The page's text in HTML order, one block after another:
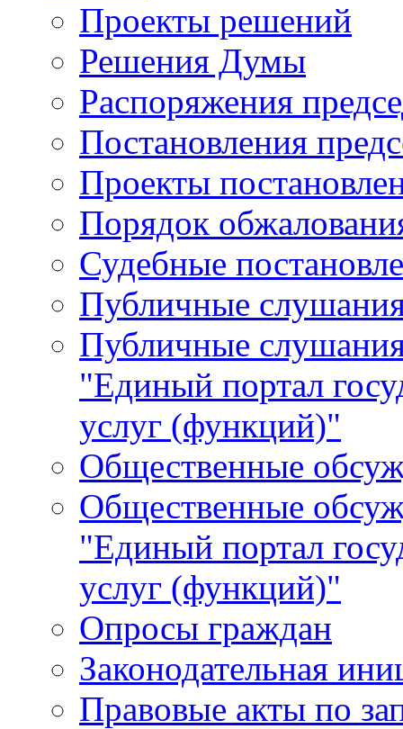
Проекты решений
Решения Думы
Распоряжения
Постановления
Проекты
Порядок
Судебные
Публичные
Публичные
"Единый портал
услуг (функций)"
Общественные
Общественные
"Единый портал
услуг (функций)"
Опросы граждан
Законодательная
Правовые акты по